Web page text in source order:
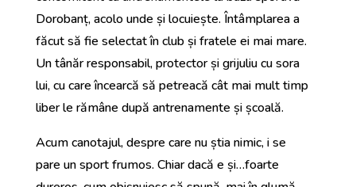
Dorobanț, acolo unde și locuiește. Întâmplarea a
făcut să fie selectat în club și fratele ei mai mare.
Un tânăr responsabil, protector și grijuliu cu sora
lui, cu care încearcă să petreacă cât mai mult timp
liber le rămâne după antrenamente și școală.
Acum canotajul, despre care nu știa nimic, i se
pare un sport frumos. Chiar dacă e și…foarte